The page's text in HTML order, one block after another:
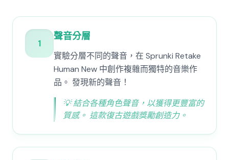
1
聲音分層
實驗分層不同的聲音，在 Sprunki Retake
Human New 中創作複雜而獨特的音樂作
品。 發現新的聲音！
💡結合各種角色聲音，以獲得更豐富的
質感。 這款復古遊戲獎勵創造力。